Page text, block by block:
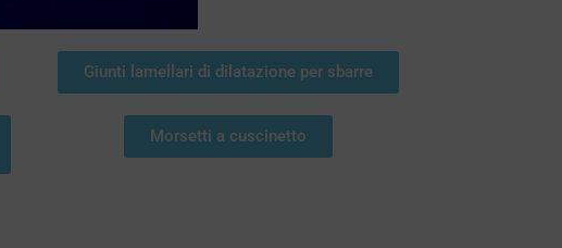
Giunti lamellari di dilatazione per sbarre
Morsetti a cuscinetto